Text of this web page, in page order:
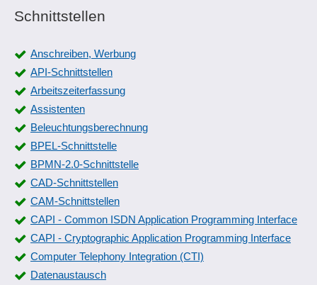
Schnittstellen
Anschreiben, Werbung
API-Schnittstellen
Arbeitszeiterfassung
Assistenten
Beleuchtungsberechnung
BPEL-Schnittstelle
BPMN-2.0-Schnittstelle
CAD-Schnittstellen
CAM-Schnittstellen
CAPI - Common ISDN Application Programming Interface
CAPI - Cryptographic Application Programming Interface
Computer Telephony Integration (CTI)
Datenaustausch